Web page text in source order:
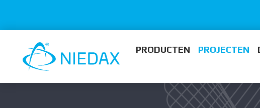
PRODUCTEN PROJECTEN